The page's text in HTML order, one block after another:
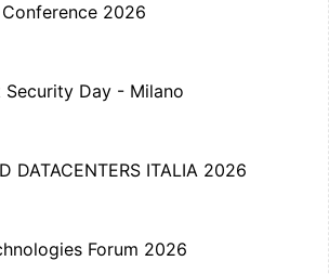
2026
Security Day - Milano
DATACENTERS ITALIA 2026
Forum 2026